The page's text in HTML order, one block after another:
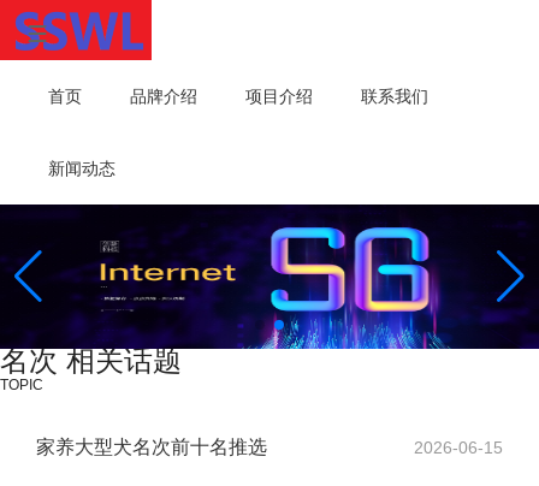
首页 品牌介绍 项目介绍 联系我们
新闻动态
名次 相关话题
TOPIC
家养大型犬名次前十名推选 2026-06-15